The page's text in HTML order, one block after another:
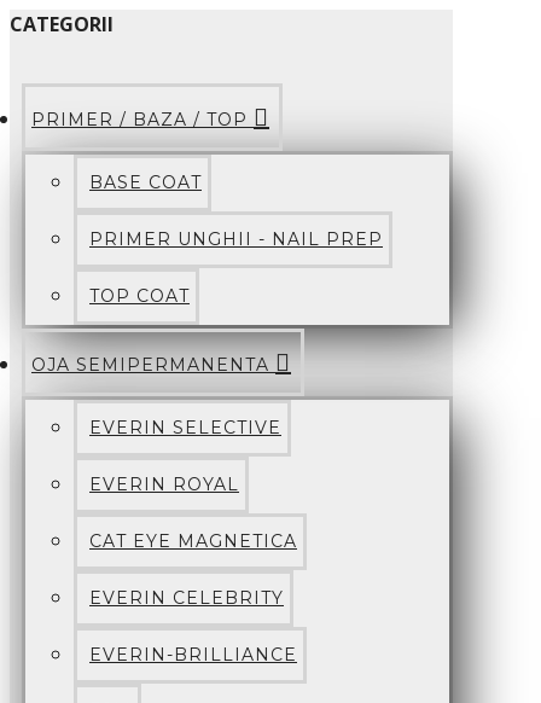
CATEGORII
PRIMER / BAZA / TOP
BASE COAT
PRIMER UNGHII - NAIL PREP
TOP COAT
OJA SEMIPERMANENTA
EVERIN SELECTIVE
EVERIN ROYAL
CAT EYE MAGNETICA
EVERIN CELEBRITY
EVERIN-BRILLIANCE